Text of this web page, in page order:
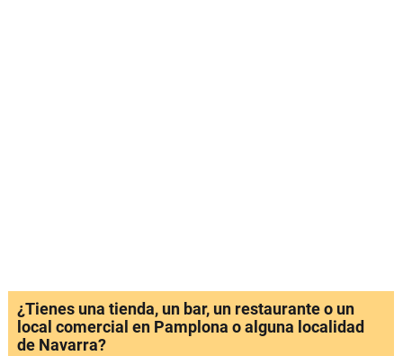
¿Tienes una tienda, un bar, un restaurante o un
local comercial en Pamplona o alguna localidad
de Navarra?